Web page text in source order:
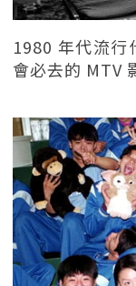
1980 年代流行
會必去的 MTV